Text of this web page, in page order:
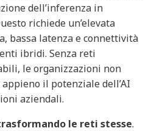
dell’inferenza in
richiede un’elevata
bassa latenza e connettività
ibridi. Senza reti
le organizzazioni non
il potenziale dell’AI
aziendali.
le reti stesse.